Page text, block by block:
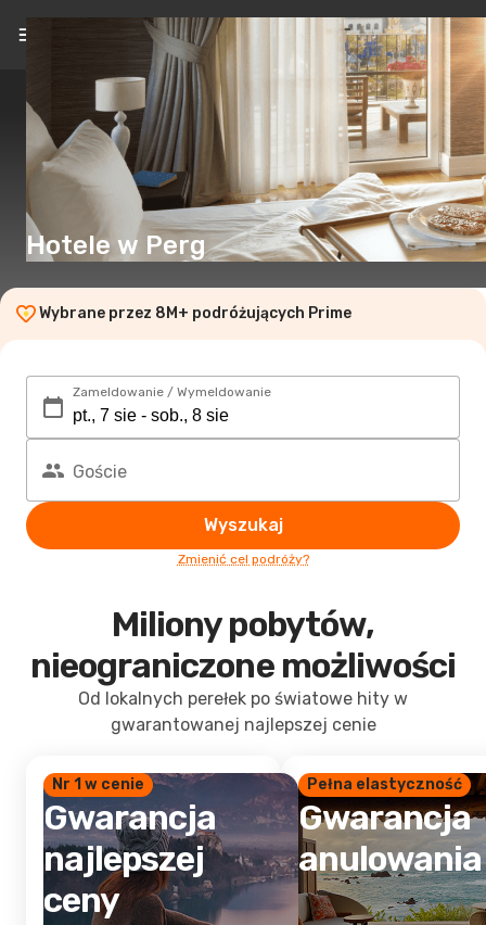
PL(zł)
Hotele w Perg
Wybrane przez 8M+ podróżujących Prime
Zameldowanie / Wymeldowanie
Goście
Wyszukaj
Zmienić cel podróży?
Miliony pobytów,
nieograniczone możliwości
Od lokalnych perełek po światowe hity w
gwarantowanej najlepszej cenie
Nr 1 w cenie
Gwarancja
najlepszej
ceny
Pełna elastyczność
Gwarancja
anulowania